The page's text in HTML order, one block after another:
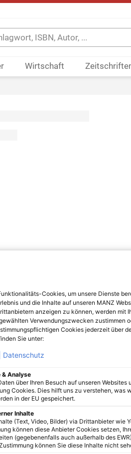
Wirtschaft
Cookies, um unsere Dienste
und die Inhalte auf unseren MANZ
anzeigen zu können, werden mit
Verwendungszwecken zustimmen
Cookies jederzeit über
Sie unter:
Datenschutz
Analyse
über Ihren Besuch auf unseren Websites
Cookies. Dies hilft uns zu verstehen, was
in der EU gespeichert.
Inhalte
(Text, Video, Bilder) via Drittanbieter wie
können diese Anbieter Cookies setzen,
(gegebenenfalls auch außerhalb des
können Sie diese Inhalte nicht